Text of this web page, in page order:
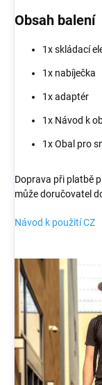
Obsah balení
1x skládací
1x nabíječka
1x adaptér
1x Návod k
1x Obal pro
Doprava při platbě
může doručovatel
Návod k použití CZ